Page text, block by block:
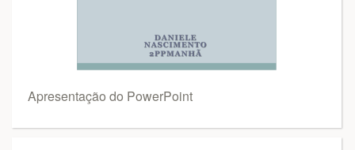
Apresentação do PowerPoint